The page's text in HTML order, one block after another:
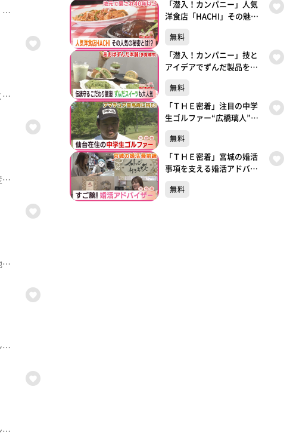
サクランボシーズン到来！ただ、山形へ向かう道路は土日混雑するのがもはや風物詩。しかし、時間をズラすだけで混雑を回避し、お得にサクランボ狩りを楽しめるんです。さらに、話題の季節限定スイーツも登場！【放送日：2026年6月15日】【放送日：東日本放送】
「せんだいクーリングシェルター」ってご存じですか？仙台市が指定する熱中症対策の施設のことで、誰でも気軽に立ち寄れて、なんと２００か所以上もあるんです！いったいどんな場所？ｋｈｂぐりりホールも？「せんだいクーリングシェルター」について調査してきました！【放送日：2026年6月8日】【放送日：東日本放送】
「ガンダム」、「呪術廻戦」、「チェンソーマン」など世界を席巻するアニメ。実は、アニメ産業を支えるアニメスタジオが宮城県内に多数進出しています。どうして宮城・仙台が選ばれるのか、その理由に迫りました。【放送日：2026年6月１日】【放送日：東日本放送】
２０２７年春に閉校する石巻の小学校で開かれた最後の運動会。盛り上げたのはかつて、この地域と共に歩んだ「農民楽隊」を再現したバンドでした。【放送局】東日本放送【放送日】2026年5月20日(水)
シリーズ特集「被災地は今」。津波で、最愛の妻を亡くした気仙沼市の元消防士の男性。そのショックから２年間は、震災のことを一切、口にできませんでした。しかし妻の３回忌で震災のことを話したことがきっかけで語り部となり、講演は既に８００回を超えました。語り部を続ける中で変わった、男性の生き方についてお伝えします。【放送局】東日本放送【放送日】2026年5月12日(火)
シリーズでお伝えする行楽シーズンにおすすめ「東北おすすめスポット＆グルメ旅」宮城編マンガとクジラで町おこしを行う石巻から。大人も子どもも楽しめるマンガミュージアムと中国料理でアレンジされた絶品クジラ料理を紹介します。【放送日：2026年4月27日】【放送局：東日本放送】
「潜入！カンパニー」人気
洋食店「HACHI」その魅力
無料
「潜入！カンパニー」技と
アイデアでずんだ製品を！
無料
「ＴＨＥ密着」注目の中学
生ゴルファー“広橋璃人”
無料
「ＴＨＥ密着」宮城の婚活
事項を支える婚活アドバイ
無料